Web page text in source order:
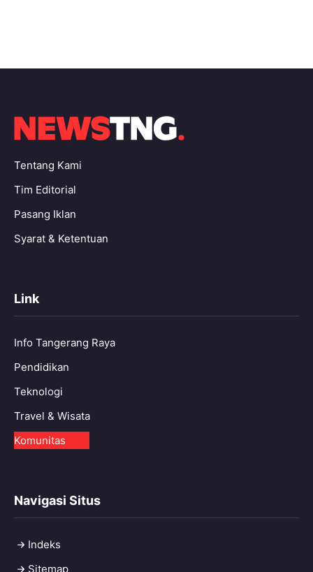
Tentang Kami
Tim Editorial
Pasang Iklan
Syarat & Ketentuan
Link
Info Tangerang Raya
Pendidikan
Teknologi
Travel & Wisata
Komunitas
Navigasi Situs
Indeks
Sitemap